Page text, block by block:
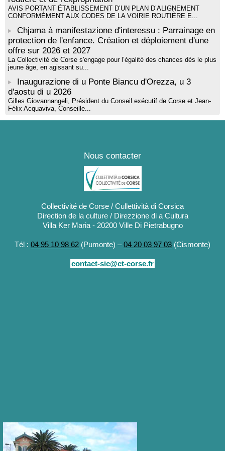
AVIS PORTANT ÉTABLISSEMENT D’UN PLAN D’ALIGNEMENT
CONFORMÉMENT AUX CODES DE LA VOIRIE ROUTIÈRE E...
Chjama à manifestazione d'interessu : Parrainage en
protection de l'enfance. Création et déploiement d'une
offre sur 2026 et 2027
La Collectivité de Corse s'engage pour l’égalité des chances dès le plus
jeune âge, en agissant su...
Inaugurazione di u Ponte Biancu d'Orezza, u 3
d'aostu di u 2026
Gilles Giovannangeli, Président du Conseil exécutif de Corse et Jean-
Félix Acquaviva, Conseille...
Nous contacter
Collectivité de Corse / Cullettività di Corsica
Direction de la culture / Direzzione di a Cultura
Villa Ker Maria - 20200 Ville Di Pietrabugno
Tél : 04 95 10 98 62 (Pumonte) –04 20 03 97 03 (Cismonte)
contact-sic@ct-corse.fr